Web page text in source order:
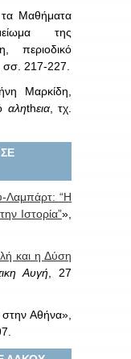
Μαθήματα
της
περιοδικό
σσ. 217-227.
Μαρκίδη,
αληthεια, τχ.
Λαμπάρτ: “Η
Ιστορία”»,
και η Δύση
Αυγή , 27
Αθήνα»,